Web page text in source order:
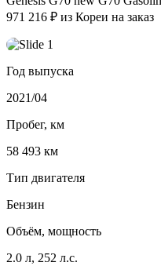
971 216 ₽ из Кореи на заказ
Год выпуска
2021/04
Пробег, км
58 493 км
Тип двигателя
Бензин
Объём, мощность
2.0 л, 252 л.с.